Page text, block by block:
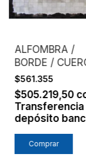
ALFOMBRA /
BORDE /
$561.355
$505.219,50
Transferencia
depósito
Comprar